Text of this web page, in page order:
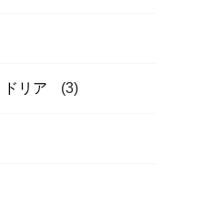
リア (3)